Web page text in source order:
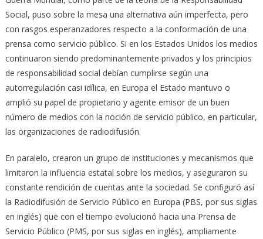
Social, puso sobre la mesa una alternativa aún imperfecta, pero
con rasgos esperanzadores respecto a la conformación de una
prensa como servicio público. Si en los Estados Unidos los medios
continuaron siendo predominantemente privados y los principios
de responsabilidad social debían cumplirse según una
autorregulación casi idílica, en Europa el Estado mantuvo o
amplió su papel de propietario y agente emisor de un buen
número de medios con la noción de servicio público, en particular,
las organizaciones de radiodifusión.
En paralelo, crearon un grupo de instituciones y mecanismos que
limitaron la influencia estatal sobre los medios, y aseguraron su
constante rendición de cuentas ante la sociedad. Se configuró así
la Radiodifusión de Servicio Público en Europa (PBS, por sus siglas
en inglés) que con el tiempo evolucionó hacia una Prensa de
Servicio Público (PMS, por sus siglas en inglés), ampliamente